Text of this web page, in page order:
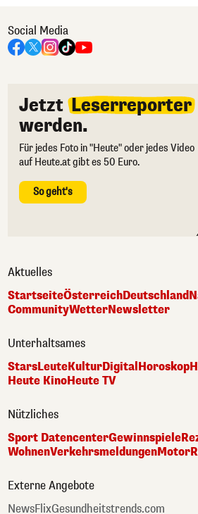
Social Media
Jetzt Leserreporter
werden.
Für jedes Foto in "Heute" oder jedes Video
auf Heute.at gibt es 50 Euro.
So geht's
Aktuelles
StartseiteÖsterreichDeutschland
CommunityWetterNewsletter
Unterhaltsames
StarsLeuteKulturDigital Horoskop
Heute KinoHeute TV
Nützliches
Sport DatencenterGewinnspiele
WohnenVerkehrsmeldungenMotor
Externe Angebote
NewsFlixGesundheitstrends.com